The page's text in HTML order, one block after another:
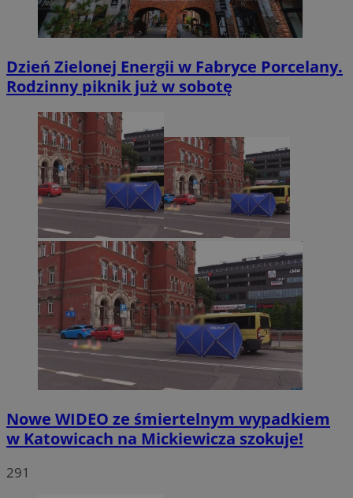
Dzień Zielonej Energii w Fabryce Porcelany.
Rodzinny piknik już w sobotę
Nowe WIDEO ze śmiertelnym wypadkiem
w Katowicach na Mickiewicza szokuje!
291